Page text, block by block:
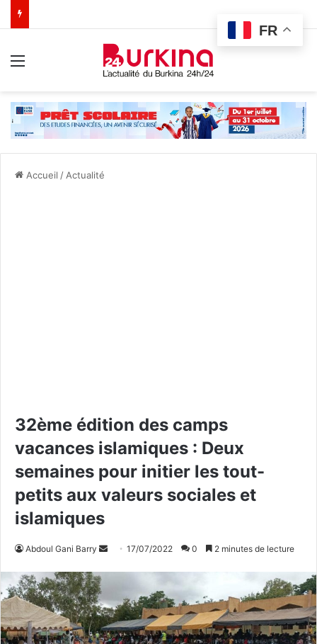
Accueil / Actualité
32ème édition des camps
vacances islamiques : Deux
semaines pour initier les tout-
petits aux valeurs sociales et
islamiques
Abdoul Gani Barry
o
y
e
17/07/2022 0 2 minutes de lecture
FR